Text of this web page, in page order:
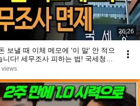
26:26
보낼 때 이체 메모에 '이 말' 안 적으
다! 세무조사 피하는 법! 국세청도
개 | 인생지혜 | 행복노후 | 오디오
views